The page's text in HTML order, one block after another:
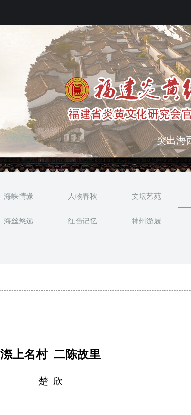
弘扬优
突出海
海峡情缘 人物春秋 文坛艺苑
海丝悠远 红色记忆 神州游屐
漈上名村 二陈故里
楚 欣